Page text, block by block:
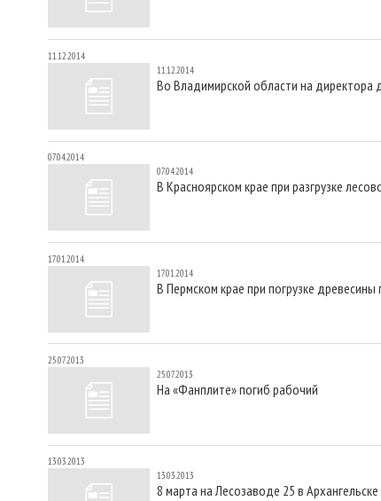
11.12.2014
11.12.2014
Во Владимирской области на
07.04.2014
07.04.2014
В Красноярском крае при разгрузке
17.01.2014
17.01.2014
В Пермском крае при погрузке
25.07.2013
25.07.2013
На «Фанплите» погиб рабочий
13.03.2013
13.03.2013
8 марта на Лесозаводе 25 в